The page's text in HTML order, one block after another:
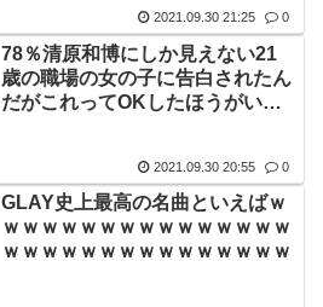
2021.09.30 21:25 0
78％清原和博にしか見えない21
歳の職場の女の子に告白されたん
だがこれってOKしたほうがいい
2021.09.30 20:55 0
GLAY史上最高の名曲といえばｗ
ｗｗｗｗｗｗｗｗｗｗｗｗｗｗｗ
ｗｗｗｗｗｗｗｗｗｗｗｗｗｗｗ